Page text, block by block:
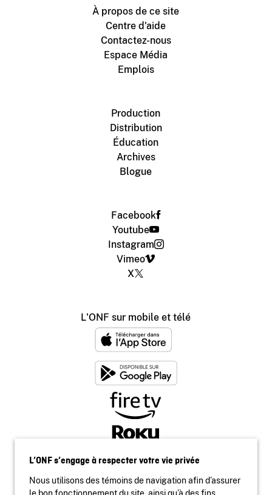
À propos de ce site
Centre d'aide
Contactez-nous
Espace Média
Emplois
Production
Distribution
Éducation
Archives
Blogue
Facebook
Youtube
Instagram
Vimeo
X
L'ONF sur mobile et télé
L’ONF s’engage à respecter votre vie privée
Nous utilisons des témoins de navigation afin d’assurer